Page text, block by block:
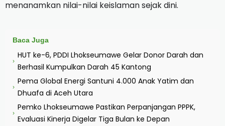
menanamkan nilai-nilai keislaman sejak dini.
Baca Juga
›
HUT ke-6, PDDI Lhokseumawe Gelar Donor Darah dan
Berhasil Kumpulkan Darah 45 Kantong
›
Pema Global Energi Santuni 4.000 Anak Yatim dan
Dhuafa di Aceh Utara
›
Pemko Lhokseumawe Pastikan Perpanjangan PPPK,
Evaluasi Kinerja Digelar Tiga Bulan ke Depan